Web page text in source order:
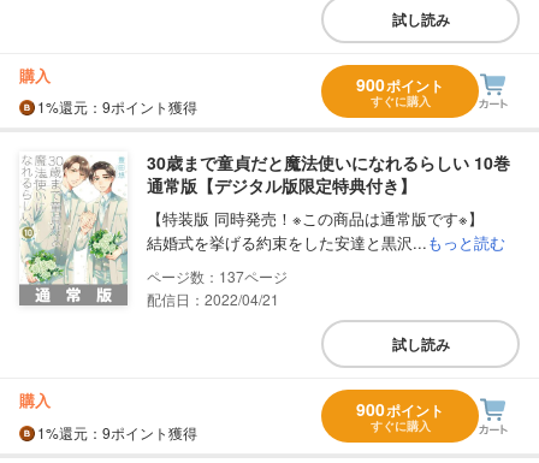
試し読み
購入
1%還元 ：9ポイント獲得
900ポイント
すぐに購入
30歳まで童貞だと魔法使いになれるらしい 10巻
通常版【デジタル版限定特典付き】
【特装版 同時発売！※この商品は通常版です※】
結婚式を挙げる約束をした安達と黒沢...もっと読む
137
配信日：2022/04/21
試し読み
購入
1%還元 ：9ポイント獲得
900ポイント
すぐに購入